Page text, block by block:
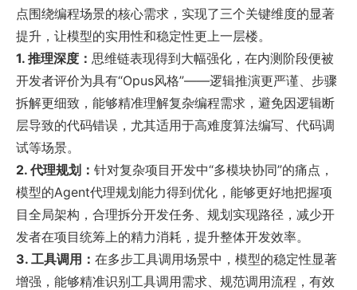
点围绕编程场景的核心需求，实现了三个关键维度的显著
提升，让模型的实用性和稳定性更上一层楼。
1. 推理深度： 思维链表现得到大幅强化，在内测阶段便被
开发者评价为具有“Opus风格”——逻辑推演更严谨、步骤
拆解更细致，能够精准理解复杂编程需求，避免因逻辑断
层导致的代码错误，尤其适用于高难度算法编写、代码调
试等场景。
2. 代理规划： 针对复杂项目开发中“多模块协同”的痛点，
模型的Agent代理规划能力得到优化，能够更好地把握项
目全局架构，合理拆分开发任务、规划实现路径，减少开
发者在项目统筹上的精力消耗，提升整体开发效率。
3. 工具调用： 在多步工具调用场景中，模型的稳定性显著
增强，能够精准识别工具调用需求、规范调用流程，有效